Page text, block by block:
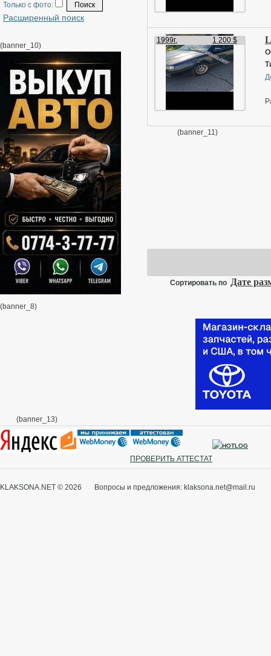
Только с фото:
Расширенный поиск
(banner_10)
(banner_8)
1999г. 1 200 $
(banner_11)
Сортировать по Дате
(banner_13)
ПРОВЕРИТЬ АТТЕСТАТ
KLAKSONA.NET © 2026 Вопросы и предложения: klaksona.net@mail.ru